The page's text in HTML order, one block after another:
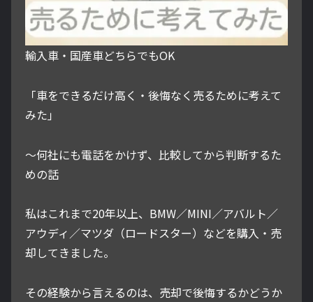
輸入車・国産車どちらでもOK
「車をできるだけ高く・後悔なく売るために考えて
みた」
～何社にも電話をかけず、比較してから判断するた
めの話
私はこれまで20年以上、BMW／MINI／アバルト／
アウディ／マツダ（ロードスター）などを購入・売
却してきました。
その経験から言えるのは、売却で後悔するかどうか